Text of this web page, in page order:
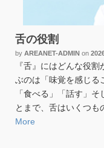
舌の役割
by AREANET-ADMIN on
『舌』にはどんな役
ぶのは「味覚を感じる
「食べる」「話す」
とまで、舌はいくつも
More